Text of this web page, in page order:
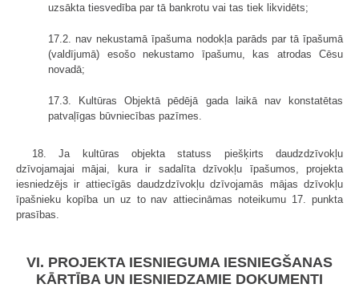
uzsākta tiesvedība par tā bankrotu vai tas tiek likvidēts;
17.2. nav nekustamā īpašuma nodokļa parāds par tā īpašumā
(valdījumā) esošo nekustamo īpašumu, kas atrodas Cēsu
novadā;
17.3. Kultūras Objektā pēdējā gada laikā nav konstatētas
patvaļīgas būvniecības pazīmes.
18. Ja kultūras objekta statuss piešķirts daudzdzīvokļu
dzīvojamajai mājai, kura ir sadalīta dzīvokļu īpašumos, projekta
iesniedzējs ir attiecīgās daudzdzīvokļu dzīvojamās mājas dzīvokļu
īpašnieku kopība un uz to nav attiecināmas noteikumu 17. punkta
prasības.
VI. PROJEKTA IESNIEGUMA IESNIEGŠANAS
KĀRTĪBA UN IESNIEDZAMIE DOKUMENTI